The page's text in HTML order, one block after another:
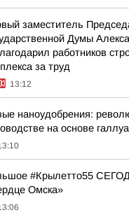
заместитель
Думы
работников
за труд
13:12
наноудобрения:
на основе
#Крылетто55
Омска»